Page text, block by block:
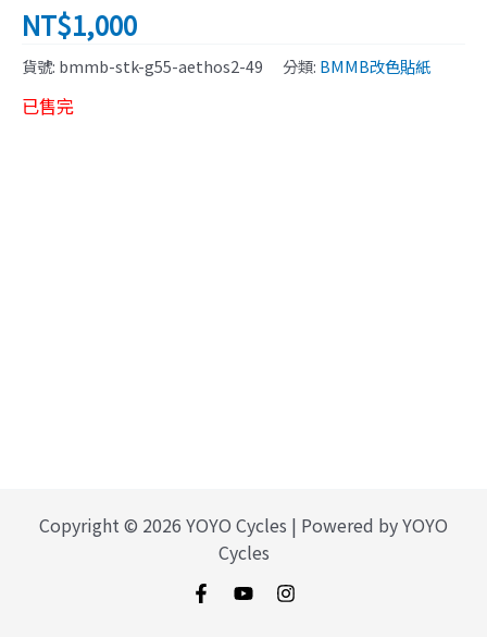
NT$1,000
貨號: bmmb-stk-g55-aethos2-49 分類: BMMB改色貼紙
已售完
Copyright © 2026 YOYO Cycles | Powered by YOYO
Cycles